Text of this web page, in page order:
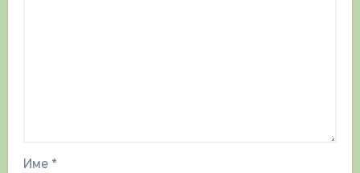
Име *